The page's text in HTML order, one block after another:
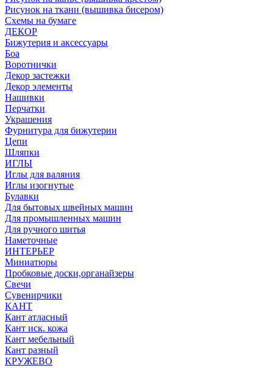
Рисунок на ткани (вышивка бисером)
Схемы на бумаге
ДЕКОР
Бижутерия и аксессуары
Боа
Воротнички
Декор застежки
Декор элементы
Нашивки
Перчатки
Украшения
Фурнитура для бижутерии
Цепи
Шляпки
ИГЛЫ
Иглы для валяния
Иглы изогнутые
Булавки
Для бытовых швейных машин
Для промышленных машин
Для ручного шитья
Наметочные
ИНТЕРЬЕР
Миниатюры
Пробковые доски,органайзеры
Свечи
Сувенирчики
КАНТ
Кант атласный
Кант иск. кожа
Кант мебельный
Кант разный
КРУЖЕВО